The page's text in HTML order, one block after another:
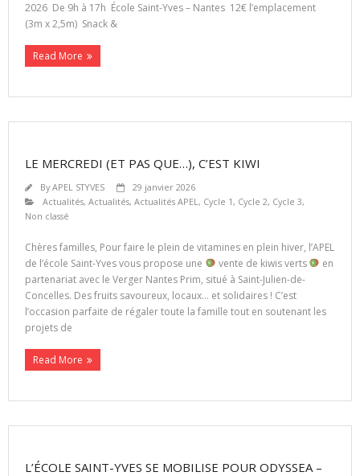
2026 De 9h à 17h École Saint-Yves – Nantes 12€ l’emplacement
(3m x 2,5m) Snack &
Read More
LE MERCREDI (ET PAS QUE…), C’EST KIWI
ByAPEL STYVES
29 janvier 2026
Actualités, Actualités, Actualités APEL, Cycle 1, Cycle 2, Cycle 3,
Non classé
Chères familles, Pour faire le plein de vitamines en plein hiver, l’APEL
de l’école Saint-Yves vous propose une
vente de kiwis verts
en
partenariat avec le Verger Nantes Prim, situé à Saint-Julien-de-
Concelles. Des fruits savoureux, locaux… et solidaires ! C’est
l’occasion parfaite de régaler toute la famille tout en soutenant les
projets de
Read More
L’ÉCOLE SAINT-YVES SE MOBILISE POUR ODYSSEA –